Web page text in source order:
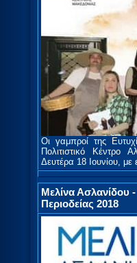
Οι γαμπροί της
Πολιτιστικό Κέντρο
Δευτέρα 18 Ιουνίου, με
Μελίνα Ασλανίδου
Περιοδείας 2018